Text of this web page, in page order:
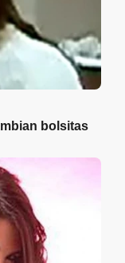
bolsitas